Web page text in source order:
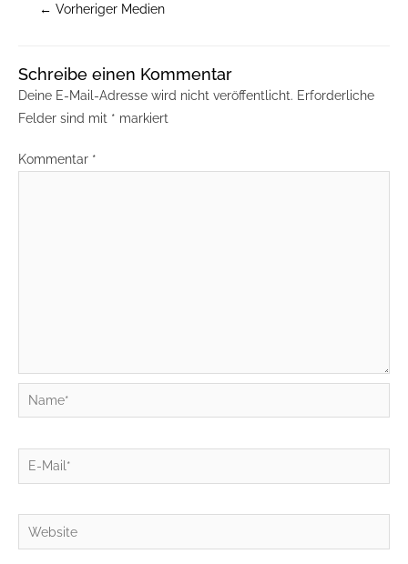
← Vorheriger Medien
Schreibe einen Kommentar
Deine E-Mail-Adresse wird nicht veröffentlicht. Erforderliche
Felder sind mit * markiert
Kommentar *
Name*
E-
Mail*
Website